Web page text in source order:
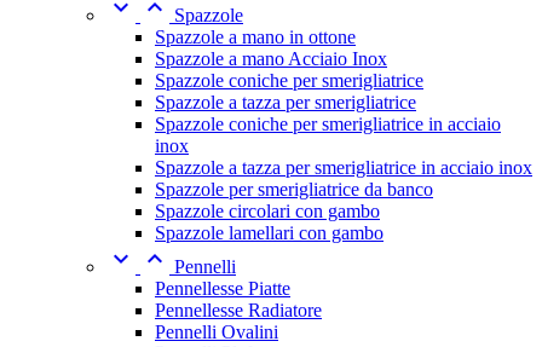
 
Spazzole
Spazzole a mano in ottone
Spazzole a mano Acciaio Inox
Spazzole coniche per smerigliatrice
Spazzole a tazza per smerigliatrice
Spazzole coniche per smerigliatrice in acciaio
inox
Spazzole a tazza per smerigliatrice in acciaio inox
Spazzole per smerigliatrice da banco
Spazzole circolari con gambo
Spazzole lamellari con gambo
  Pennelli
Pennellesse Piatte
Pennellesse Radiatore
Pennelli Ovalini